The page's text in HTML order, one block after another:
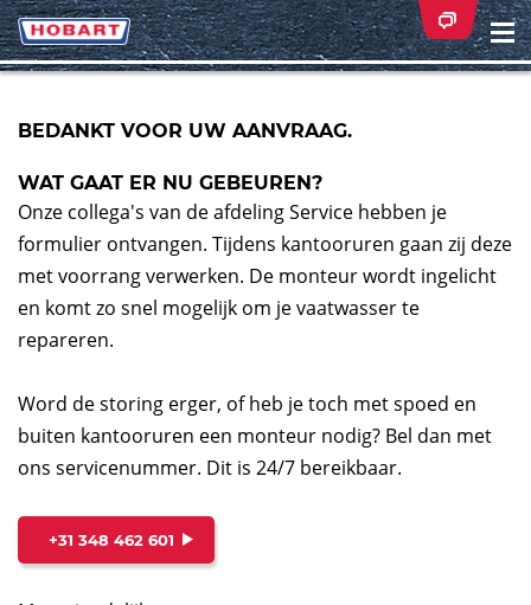
BEDANKT VOOR UW AANVRAAG.
WAT GAAT ER NU GEBEUREN?
Onze collega's van de afdeling Service hebben je
formulier ontvangen. Tijdens kantooruren gaan zij deze
met voorrang verwerken. De monteur wordt ingelicht
en komt zo snel mogelijk om je vaatwasser te
repareren.
Word de storing erger, of heb je toch met spoed en
buiten kantooruren een monteur nodig? Bel dan met
ons servicenummer. Dit is 24/7 bereikbaar.
+31 348 462 601